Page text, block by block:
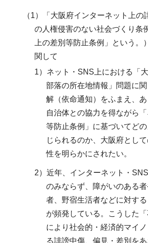
（1）「大阪府インターネット上の
の人権侵害のない社会づくり条
上の差別等防止条例」という。
関して
1）ネット・SNS上における「
部落の所在地情報」問題に
解（依命通知）をふまえ、
自治体との協力を得ながら
等防止条例」に基づいてど
じられるのか、大阪府とし
性を明らかにされたい。
2）近年、インターネット・
のみならず、障がいのある
者、野宿生活者などに対する
が頻発している。こうした「
により社会的・経済的マイ
る誹謗中傷、偏見・差別を